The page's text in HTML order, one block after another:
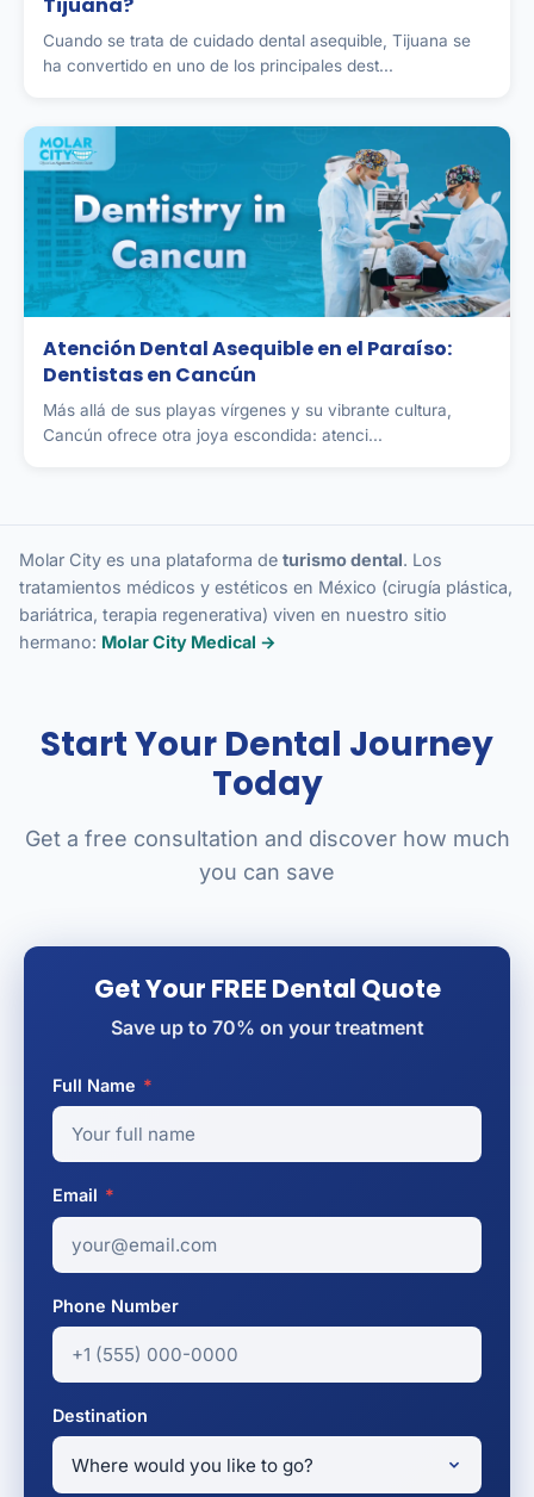
Cuando se trata de cuidado dental asequible, Tijuana se
ha convertido en uno de los principales dest...
Atención Dental Asequible en el Paraíso:
Dentistas en Cancún
Más allá de sus playas vírgenes y su vibrante cultura,
Cancún ofrece otra joya escondida: atenci...
Molar City es una plataforma de turismo dental. Los
tratamientos médicos y estéticos en México (cirugía plástica,
bariátrica, terapia regenerativa) viven en nuestro sitio
hermano: Molar City Medical →
Start Your Dental Journey
Today
Get a free consultation and discover how much
you can save
Get Your FREE Dental Quote
Save up to 70% on your treatment
Full Name *
Email *
Phone Number
Destination